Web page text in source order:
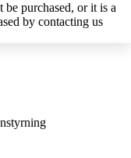
purchased, or it is a
by contacting us